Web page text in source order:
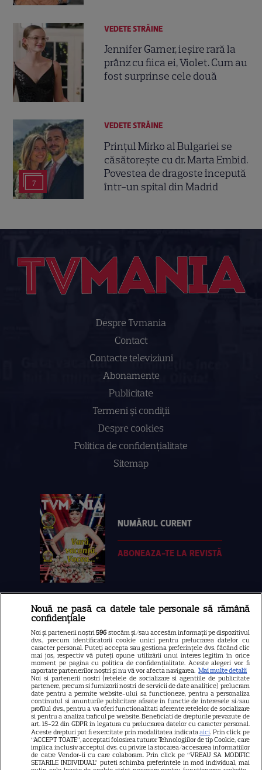
VEDETE STRĂINE
Jennifer Garner, ieșire rară la
prânz cu fiica ei, Violet. Cum au
fost surprinse cele două
7
VEDETE STRĂINE
Prințul Mirko al Bulgariei se
căsătorește cu dr. Marta Embid.
Povestea de dragoste începută
într-un spital din Madrid
Despre Tvmania
Contact
Contacte televiziuni
Abonamente
Publicitate
Termeni și condiții
Despre cookies
Politica de confidenţialitate
Sitemap
NUMĂRUL CURENT
ABONEAZA-TE LA REVISTĂ
Libertatea
Libertatea pentru femei
GSP
Știri mondene
Avantaje
Elle
Unica
Retete practice
URMĂREȘTE-NE PE
Nouă ne pasă ca datele tale personale să rămână
confidențiale
Noi și partenerii noștri596 stocăm și/sau accesăm informații pe dispozitivul
dvs., precum identificatorii cookie unici pentru prelucrarea datelor cu
caracter personal. Puteți accepta sau gestiona preferințele dvs. făcând clic
mai jos, respectiv vă puteți opune utilizării unui interes legitim în orice
moment pe pagina cu politica de confidențialitate. Aceste alegeri vor fi
raportate partenerilor noștri și nu vă vor afecta navigarea. Mai multe detalii
Noi si partenerii nostri (retelele de socializare si agentiile de publicitate
partenere, precum si furnizorii nostri de servicii de date analitice) prelucram
date pentru a permite website-ului sa functioneze, pentru a personaliza
continutul si anunturile publicitare afisate in functie de interesele si/sau
profilul dvs., pentru a va oferi functionalitati aferente retelelor de socializare
si pentru a analiza traficul pe website. Beneficiati de drepturile prevazute de
art. 15-22 din GDPR in legatura cu prelucrarea datelor cu caracter personal.
Aceste drepturi pot fi exercitate prin modalitatea indicataaici. Prin click pe
“ACCEPT TOATE”, acceptati folosirea tuturor Tehnologiilor de tip Cookie, care
implica inclusiv acceptul dvs. cu privire la stocarea/accesarea informatiilor
de catre Vendor-ii cu care colaboram. Prin click pe “VREAU SA MODIFIC
SETARILE INDIVIDUAL” puteti schimba preferintele in mod individual, mai